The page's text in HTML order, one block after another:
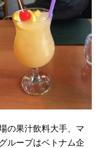
の果汁飲料大手、マ
ループはベトナム企